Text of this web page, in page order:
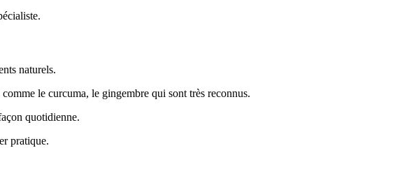
naturels.
le curcuma, le gingembre qui sont très reconnus.
quotidienne.
pratique.